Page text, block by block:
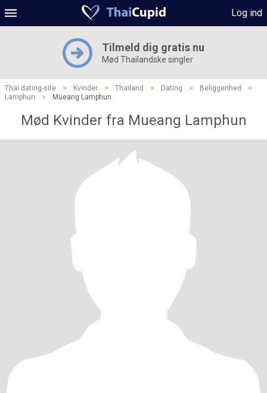
Log ind
Tilmeld dig gratis nu
Mød Thailandske singler
Thai dating-site > Kvinder > Thailand > Dating > Beliggenhed
>
Lamphun
> Mueang Lamphun
Mød Kvinder fra Mueang Lamphun